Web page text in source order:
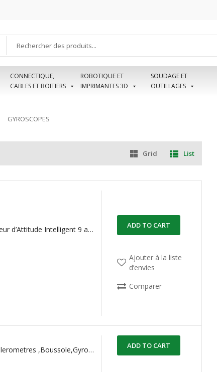
CONNECTIQUE,
CABLES ET BOITIERS
ROBOTIQUE ET
IMPRIMANTES 3D
SOUDAGE ET
OUTILLAGES
GYROSCOPES
Grid List
BNO055 Module capteur d’Attitude Intelligent 9 axes CJMCU-055 ADD TO CART
Ajouter à la liste
d’envies
Comparer
BNO085 Module Accélerometres ,Boussole,Gyroscope à 3 Axes ADD TO CART